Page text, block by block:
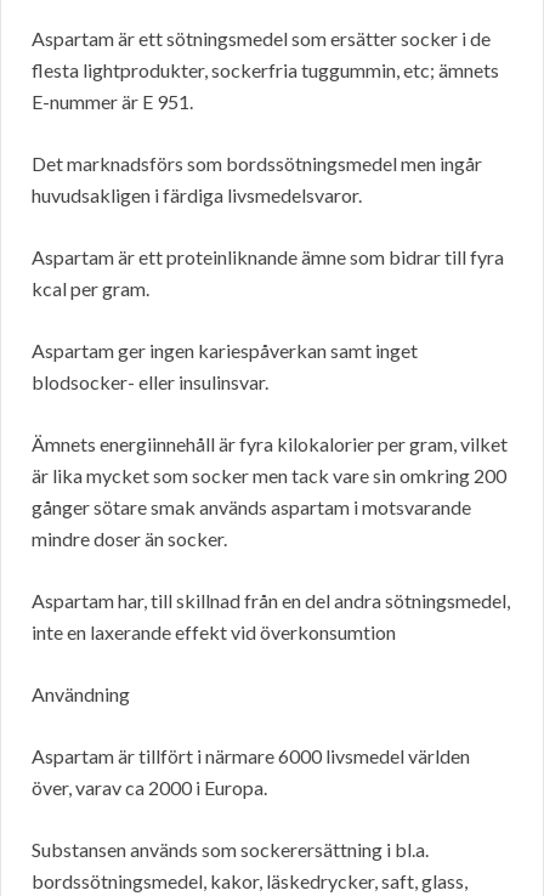
Aspartam är ett sötningsmedel som ersätter socker i de
flesta lightprodukter, sockerfria tuggummin, etc; ämnets
E-nummer är E 951.
Det marknadsförs som bordssötningsmedel men ingår
huvudsakligen i färdiga livsmedelsvaror.
Aspartam är ett proteinliknande ämne som bidrar till fyra
kcal per gram.
Aspartam ger ingen kariespåverkan samt inget
blodsocker- eller insulinsvar.
Ämnets energiinnehåll är fyra kilokalorier per gram, vilket
är lika mycket som socker men tack vare sin omkring 200
gånger sötare smak används aspartam i motsvarande
mindre doser än socker.
Aspartam har, till skillnad från en del andra sötningsmedel,
inte en laxerande effekt vid överkonsumtion
Användning
Aspartam är tillfört i närmare 6000 livsmedel världen
över, varav ca 2000 i Europa.
Substansen används som sockerersättning i bl.a.
bordssötningsmedel, kakor, läskedrycker, saft, glass,